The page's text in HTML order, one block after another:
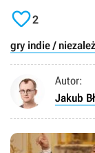
2
gry indie /
Autor:
Jakub